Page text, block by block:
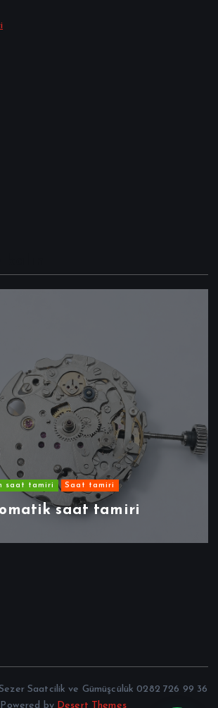
saat tamiri Saat tamiri
saat tamiri
Saatcilik ve Gümüşcülük 0282 726 99 36
| Powered by Desert Themes